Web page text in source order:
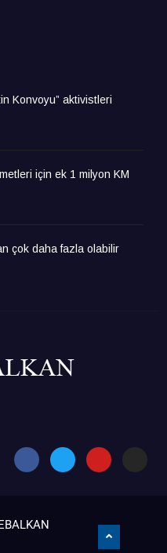
Konvoyu” aktivistleri
için ek 1 milyon KM
çok daha fazla olabilir